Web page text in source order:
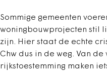
Sommige gemeenten
woningbouwprojecten stil
zijn. Hier staat de echte
Chw dus in de weg. Van de
rijkstoestemming maken